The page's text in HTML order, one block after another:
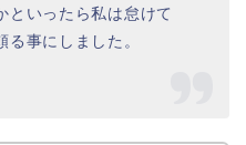
といったら私は怠けて
る事にしました。